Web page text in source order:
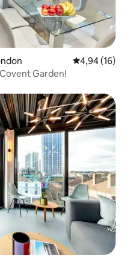
Priemerné
4,94 (16)
Garden!